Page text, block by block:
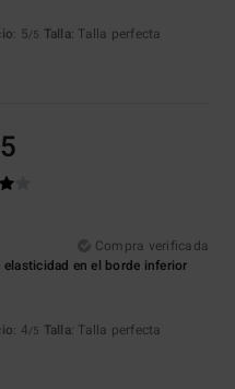
: 5/5 Talla: Talla perfecta
Compra verificada
en el borde inferior
: 4/5 Talla: Talla perfecta